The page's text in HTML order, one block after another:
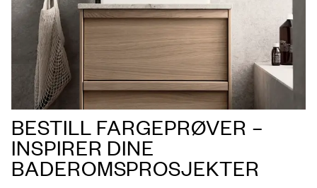
BESTILL FARGEPRØVER –
INSPIRER DINE
BADEROMSPROSJEKTER